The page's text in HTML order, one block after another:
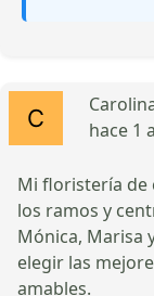
hace 1
Mi floristería de
los ramos y
Mónica, Marisa
elegir las
amables.